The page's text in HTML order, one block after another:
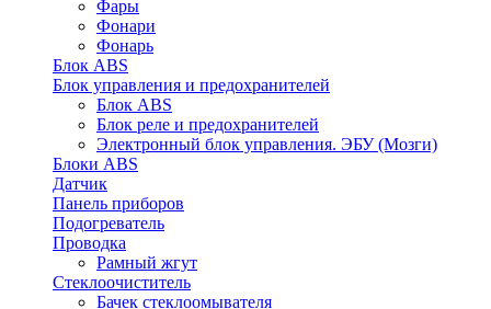
Фары
Фонари
Фонарь
Блок ABS
Блок управления и предохранителей
Блок ABS
Блок реле и предохранителей
Электронный блок управления. ЭБУ (Мозги)
Блоки ABS
Датчик
Панель приборов
Подогреватель
Проводка
Рамный жгут
Стеклоочиститель
Бачек стеклоомывателя